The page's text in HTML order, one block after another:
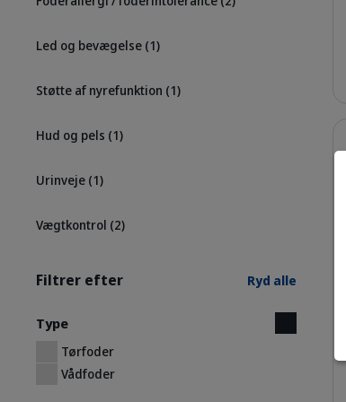
Led og bevægelse (1)
Støtte af nyrefunktion (1)
Hud og pels (1)
Urinveje (1)
Vægtkontrol (2)
Filtrer efter Ryd alle
Type
Tørfoder
Vådfoder